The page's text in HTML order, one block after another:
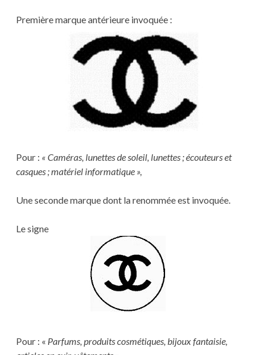
Première marque antérieure invoquée :
Pour : « Caméras, lunettes de soleil, lunettes ; écouteurs et
casques ; matériel informatique »,
Une seconde marque dont la renommée est invoquée.
Le signe
Pour : « Parfums, produits cosmétiques, bijoux fantaisie,